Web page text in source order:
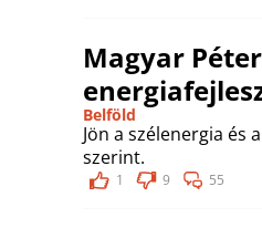
Magyar
Belföld
Jön a szélenergia és
szerint.
1 9 55